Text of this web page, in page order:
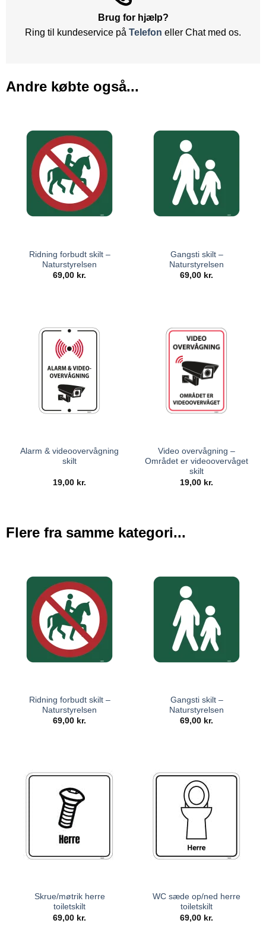
Brug for hjælp?
Ring til kundeservice på Telefon eller Chat med os.
Andre købte også...
Ridning forbudt skilt –
Naturstyrelsen
69,00 kr.
Gangsti skilt –
Naturstyrelsen
69,00 kr.
Alarm & videoovervågning
skilt
19,00 kr.
Video overvågning –
Området er videoovervåget
skilt
19,00 kr.
Flere fra samme kategori...
Ridning forbudt skilt –
Naturstyrelsen
69,00 kr.
Gangsti skilt –
Naturstyrelsen
69,00 kr.
Skrue/møtrik herre
toiletskilt
69,00 kr.
WC sæde op/ned herre
toiletskilt
69,00 kr.